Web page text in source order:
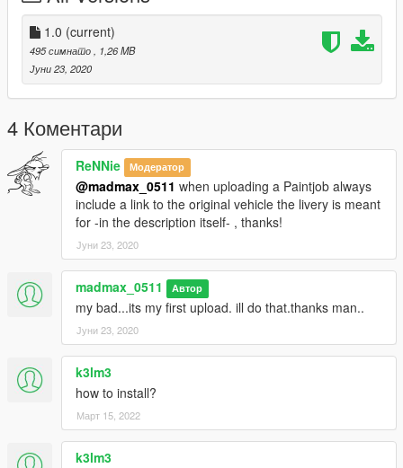
1.0 (current)
495 симнато, 1,26 MB
Јуни 23, 2020
4 Коментари
ReNNie Модератор
@madmax_0511 when uploading a Paintjob always
include a link to the original vehicle the livery is meant
for -in the description itself- , thanks!
Јуни 23, 2020
madmax_0511 Автор
my bad...its my first upload. ill do that.thanks man..
Јуни 23, 2020
k3lm3
how to install?
Март 15, 2022
k3lm3